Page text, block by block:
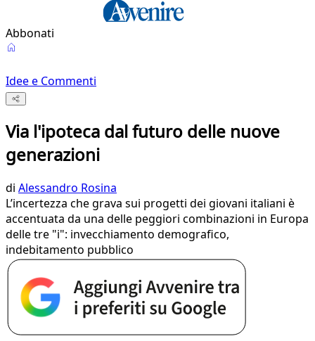
Abbonati
Idee e Commenti
Via l'ipoteca dal futuro delle nuove
generazioni
di Alessandro Rosina
L’incertezza che grava sui progetti dei giovani italiani è
accentuata da una delle peggiori combinazioni in Europa
delle tre "i": invecchiamento demografico,
indebitamento pubblico